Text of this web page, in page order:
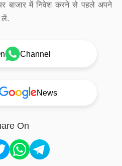
बाजार में निवेश करने से पहले अपने
लें.
Channel
News
On